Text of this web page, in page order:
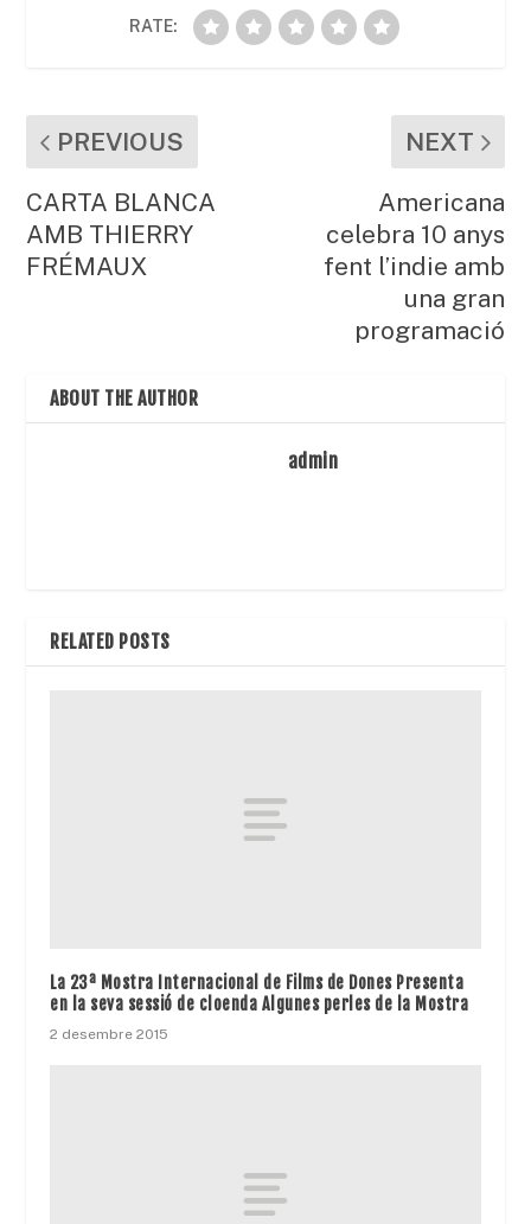
RATE:
PREVIOUS
CARTA BLANCA
AMB THIERRY
FRÉMAUX
NEXT
Americana
celebra 10 anys
fent l’indie amb
una gran
programació
ABOUT THE AUTHOR
admin
RELATED POSTS
La 23ª Mostra Internacional de Films de Dones Presenta
en la seva sessió de cloenda Algunes perles de la Mostra
2 desembre 2015